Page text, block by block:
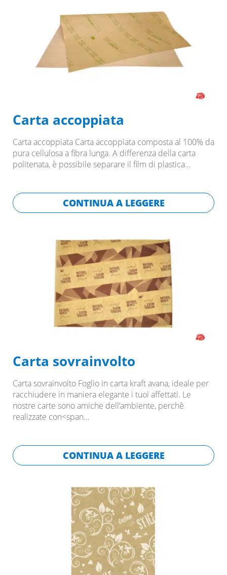
Carta accoppiata
Carta accoppiata Carta accoppiata composta al 100% da
pura cellulosa a fibra lunga. A differenza della carta
politenata, è possibile separare il film di plastica…
CONTINUA A LEGGERE
Carta sovrainvolto
Carta sovrainvolto Foglio in carta kraft avana, ideale per
racchiudere in maniera elegante i tuoi affettati. Le
nostre carte sono amiche dell’ambiente, perchè
realizzate con<span…
CONTINUA A LEGGERE